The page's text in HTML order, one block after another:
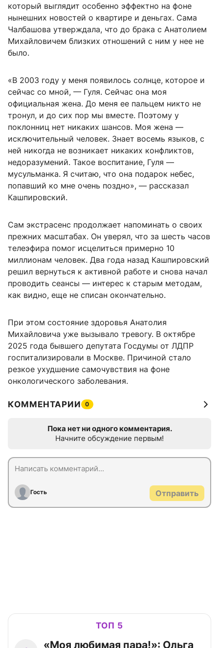
который выглядит особенно эффектно на фоне
нынешних новостей о квартире и деньгах. Сама
Чалбашова утверждала, что до брака с Анатолием
Михайловичем близких отношений с ним у нее не
было.
«В 2003 году у меня появилось солнце, которое и
сейчас со мной, — Гуля. Сейчас она моя
официальная жена. До меня ее пальцем никто не
тронул, и до сих пор мы вместе. Поэтому у
поклонниц нет никаких шансов. Моя жена —
исключительный человек. Знает восемь языков, с
ней никогда не возникает никаких конфликтов,
недоразумений. Такое воспитание, Гуля —
мусульманка. Я считаю, что она подарок небес,
попавший ко мне очень поздно», — рассказал
Кашпировский.
Сам экстрасенс продолжает напоминать о своих
прежних масштабах. Он уверял, что за шесть часов
телеэфира помог исцелиться примерно 10
миллионам человек. Два года назад Кашпировский
решил вернуться к активной работе и снова начал
проводить сеансы — интерес к старым методам,
как видно, еще не списан окончательно.
При этом состояние здоровья Анатолия
Михайловича уже вызывало тревогу. В октябре
2025 года бывшего депутата Госдумы от ЛДПР
госпитализировали в Москве. Причиной стало
резкое ухудшение самочувствия на фоне
онкологического заболевания.
КОММЕНТАРИИ 0
Пока нет ни одного комментария.
Начните обсуждение первым!
Гость Отправить
ТОП 5
«Моя любимая пара!»: Ольга